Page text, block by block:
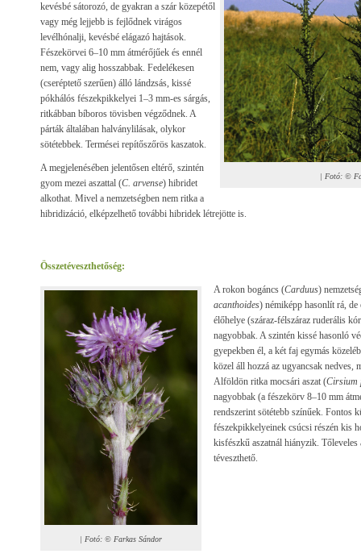
| Fotó: ©
kevésbé sátorozó, de gyakran a szár közepétől
vagy még lejjebb is fejlődnek virágos
levélhónalji, kevésbé elágazó hajtások.
Fészekörvei 6–10 mm átmérőjűek és ennél
nem, vagy alig hosszabbak. Fedelékesen
(cseréptető szerűen) álló lándzsás, kissé
pókhálós fészekpikkelyei 1–3 mm-es sárgás,
ritkábban bíboros tövisben végződnek. A
párták általában halványlilásak, olykor
sötétebbek. Termései repítőszőrös kaszatok.
A megjelenésében jelentősen eltérő, szintén
gyom mezei aszattal (C. arvense) hibridet
alkothat. Mivel a nemzetségben nem ritka a
hibridizáció, elképzelhető további hibridek létrejötte is.
Összetéveszthetőség:
| Fotó: © Farkas Sándor
A rokon bogáncs (Carduus)
acanthoides) némiképp hasonlít rá, de
élőhelye (száraz-félszáraz ruderális
nagyobbak. A szintén kissé hasonló
gyepekben él, a két faj egymás
közel áll hozzá az ugyancsak nedves,
Alföldön ritka mocsári aszat (Cirsium
nagyobbak (a fészekörv 8–10 mm
rendszerint sötétebb színűek. Fontos
fészekpikkelyeinek csúcsi részén kis
kisfészkű aszatnál hiányzik. Tőleveles
téveszthető.